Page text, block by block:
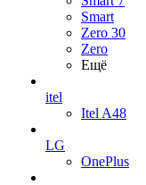
Smart
Zero 30
Zero
Ещё
itel
Itel A48
LG
OnePlus